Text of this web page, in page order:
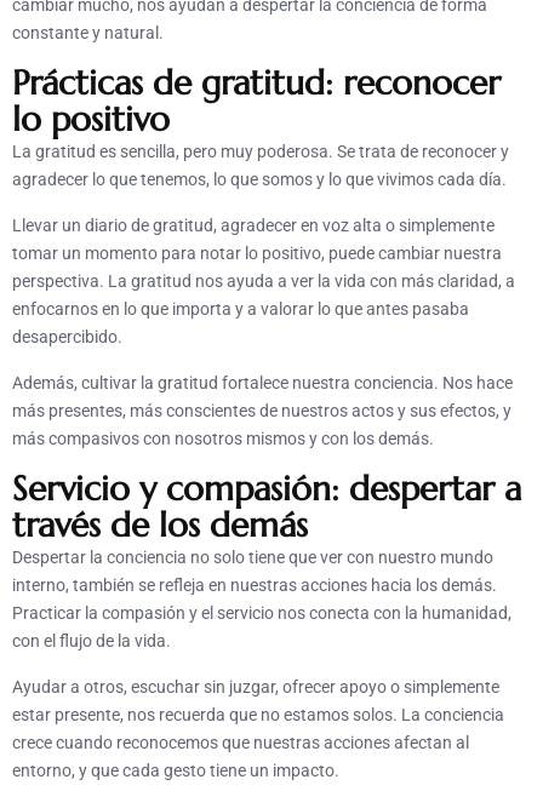
cambiar mucho, nos ayudan a despertar la conciencia de forma
constante y natural.
Prácticas de gratitud: reconocer
lo positivo
La gratitud es sencilla, pero muy poderosa. Se trata de reconocer y
agradecer lo que tenemos, lo que somos y lo que vivimos cada día.
Llevar un diario de gratitud, agradecer en voz alta o simplemente
tomar un momento para notar lo positivo, puede cambiar nuestra
perspectiva. La gratitud nos ayuda a ver la vida con más claridad, a
enfocarnos en lo que importa y a valorar lo que antes pasaba
desapercibido.
Además, cultivar la gratitud fortalece nuestra conciencia. Nos hace
más presentes, más conscientes de nuestros actos y sus efectos, y
más compasivos con nosotros mismos y con los demás.
Servicio y compasión: despertar a
través de los demás
Despertar la conciencia no solo tiene que ver con nuestro mundo
interno, también se refleja en nuestras acciones hacia los demás.
Practicar la compasión y el servicio nos conecta con la humanidad,
con el flujo de la vida.
Ayudar a otros, escuchar sin juzgar, ofrecer apoyo o simplemente
estar presente, nos recuerda que no estamos solos. La conciencia
crece cuando reconocemos que nuestras acciones afectan al
entorno, y que cada gesto tiene un impacto.